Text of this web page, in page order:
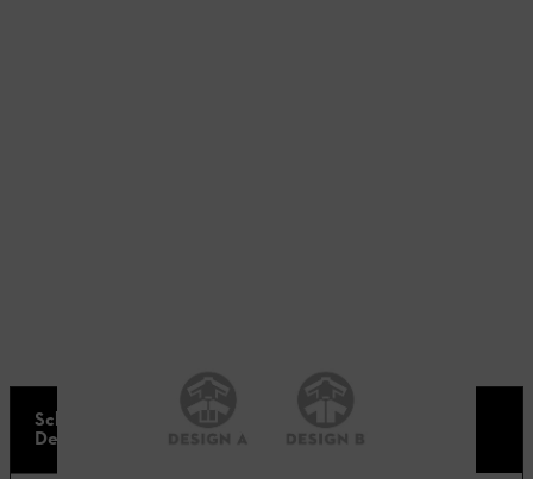
Schnittschutzjacke
Design A
Schnittschutzjacke
Design B